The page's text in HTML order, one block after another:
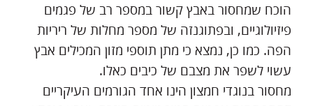
הוכח שמחסור באבץ קשור במספר רב של פגמים
פיזיולוגיים, ובפתוגנזה של מספר מחלות של ריריות
הפה. כמו כן, נמצא כי מתן תוספי מזון המכילים אבץ
עשוי לשפר את מצבם של כיבים כאלו.
מחסור בנוגדי חמצון הינו אחד הגורמים העיקריים